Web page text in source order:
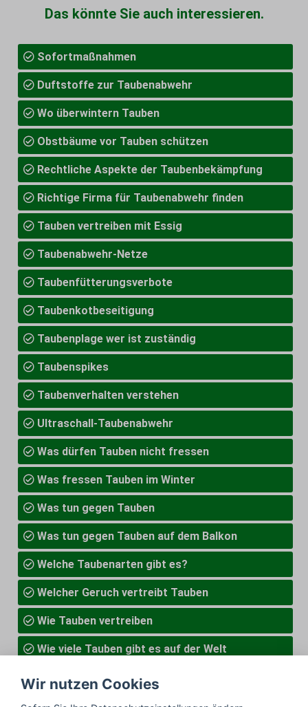
Das könnte Sie auch interessieren.
Sofortmaßnahmen
Duftstoffe zur Taubenabwehr
Wo überwintern Tauben
Obstbäume vor Tauben schützen
Rechtliche Aspekte der Taubenbekämpfung
Richtige Firma für Taubenabwehr finden
Tauben vertreiben mit Essig
Taubenabwehr-Netze
Taubenfütterungsverbote
Taubenkotbeseitigung
Taubenplage wer ist zuständig
Taubenspikes
Taubenverhalten verstehen
Ultraschall-Taubenabwehr
Was dürfen Tauben nicht fressen
Was fressen Tauben im Winter
Was tun gegen Tauben
Was tun gegen Tauben auf dem Balkon
Welche Taubenarten gibt es?
Welcher Geruch vertreibt Tauben
Wie Tauben vertreiben
Wie viele Tauben gibt es auf der Welt
Wieviel Eier legen Tauben
Wir nutzen Cookies